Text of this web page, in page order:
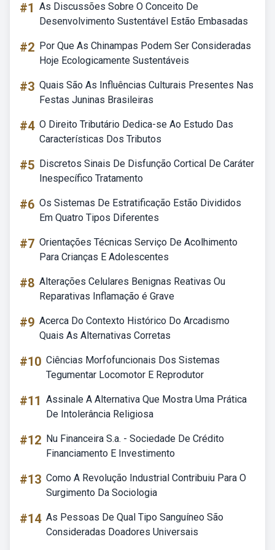
#1 As Discussões Sobre O Conceito De
Desenvolvimento Sustentável Estão Embasadas
#2 Por Que As Chinampas Podem Ser Consideradas
Hoje Ecologicamente Sustentáveis
#3 Quais São As Influências Culturais Presentes Nas
Festas Juninas Brasileiras
#4 O Direito Tributário Dedica-se Ao Estudo Das
Características Dos Tributos
#5 Discretos Sinais De Disfunção Cortical De Caráter
Inespecífico Tratamento
#6 Os Sistemas De Estratificação Estão Divididos
Em Quatro Tipos Diferentes
#7 Orientações Técnicas Serviço De Acolhimento
Para Crianças E Adolescentes
#8 Alterações Celulares Benignas Reativas Ou
Reparativas Inflamação é Grave
#9 Acerca Do Contexto Histórico Do Arcadismo
Quais As Alternativas Corretas
#10 Ciências Morfofuncionais Dos Sistemas
Tegumentar Locomotor E Reprodutor
#11 Assinale A Alternativa Que Mostra Uma Prática
De Intolerância Religiosa
#12 Nu Financeira S.a. - Sociedade De Crédito
Financiamento E Investimento
#13 Como A Revolução Industrial Contribuiu Para O
Surgimento Da Sociologia
#14 As Pessoas De Qual Tipo Sanguíneo São
Consideradas Doadores Universais